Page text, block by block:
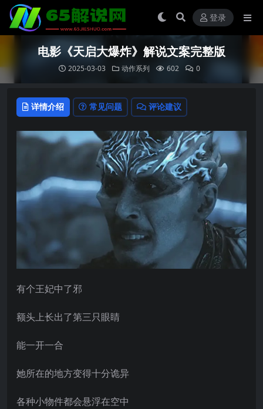
登录
电影《天启大爆炸》解说文案完整版
2025-03-03 动作系列 602 0
详情介绍 常见问题 评论建议
有个王妃中了邪
额头上长出了第三只眼睛
能一开一合
她所在的地方变得十分诡异
各种小物件都会悬浮在空中